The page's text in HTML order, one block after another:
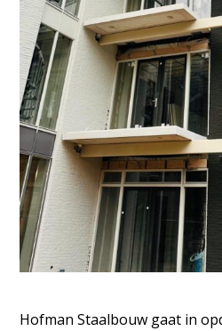
Hofman Staalbouw gaat in